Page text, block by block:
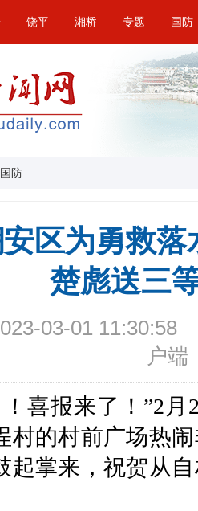
饶平 湘桥 专题 国防
国防
区为勇救
楚彪送三
03-01 11:30:58
户端
喜报来了！”2
村的村前广场热
起掌来，祝贺从